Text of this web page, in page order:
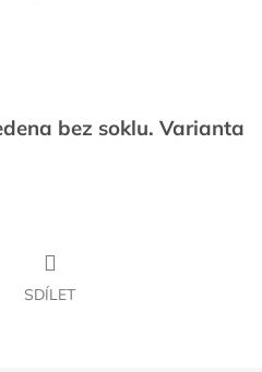
bez soklu. Varianta
SDÍLET